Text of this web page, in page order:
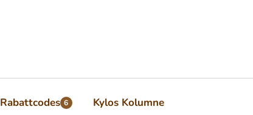
Rabattcodes 6 Kylos Kolumne